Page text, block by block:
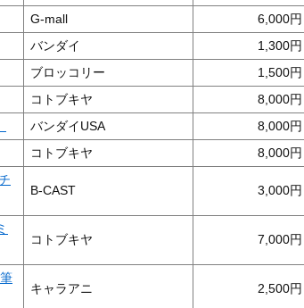
G-mall
6,000
バンダイ
1,300
ブロッコリー
1,500
コトブキヤ
8,000
バンダイUSA
8,000
コトブキヤ
8,000
B-CAST 3,000
コトブキヤ 7,000
キャラアニ 2,500